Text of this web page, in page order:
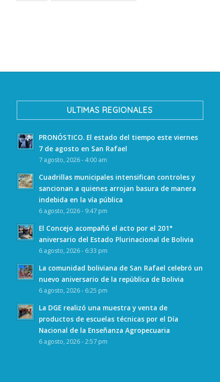
ULTIMAS REGIONALES
PRONÓSTICO. El estado del tiempo este viernes
7 de agosto en San Rafael
7 agosto, 2026 - 4:00 am
Cuadrillas municipales intensifican controles y
sancionan a quienes arrojan basura de manera
indebida en la vía pública
6 agosto, 2026 - 9:47 pm
El Concejo acompañó el acto por el 201°
aniversario del Estado Plurinacional de Bolivia
6 agosto, 2026 - 6:33 pm
La comunidad boliviana de San Rafael celebró un
nuevo aniversario de la república de Bolivia
6 agosto, 2026 - 6:25 pm
La DGE realizó una muestra y venta de
productos de escuelas técnicas por el Día
Nacional de la Enseñanza Agropecuaria
6 agosto, 2026 - 2:57 pm